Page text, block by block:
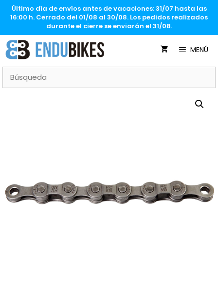
SaltarÚltimo día de envíos antes de vacaciones: 31/07 hasta las
16:00 h. Cerrado del 01/08 al 30/08. Los pedidos realizados
durante el cierre se enviarán el 31/08.
MENÚ